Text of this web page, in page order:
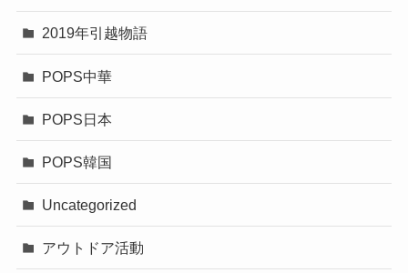
2019年引越物語
POPS中華
POPS日本
POPS韓国
Uncategorized
アウトドア活動